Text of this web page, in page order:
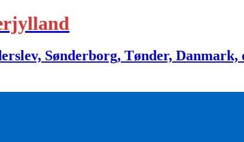
Sønderborg, Tønder, Danmark,